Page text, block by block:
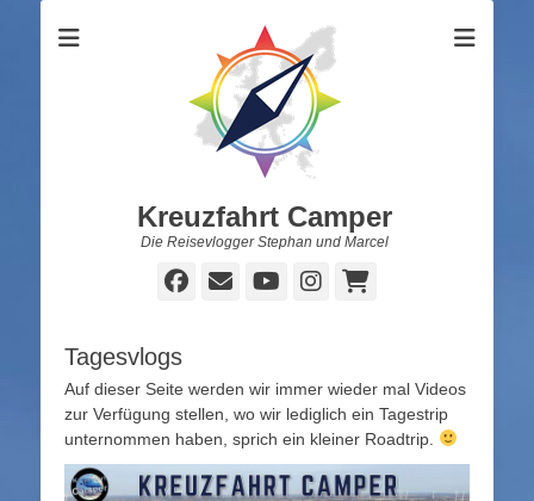
Kreuzfahrt Camper
Die Reisevlogger Stephan und Marcel
Facebook
E-
YouTube
Instagram
Warenkorb
Tagesvlogs
Auf dieser Seite werden wir immer wieder mal Videos
zur Verfügung stellen, wo wir lediglich ein Tagestrip
unternommen haben, sprich ein kleiner Roadtrip.